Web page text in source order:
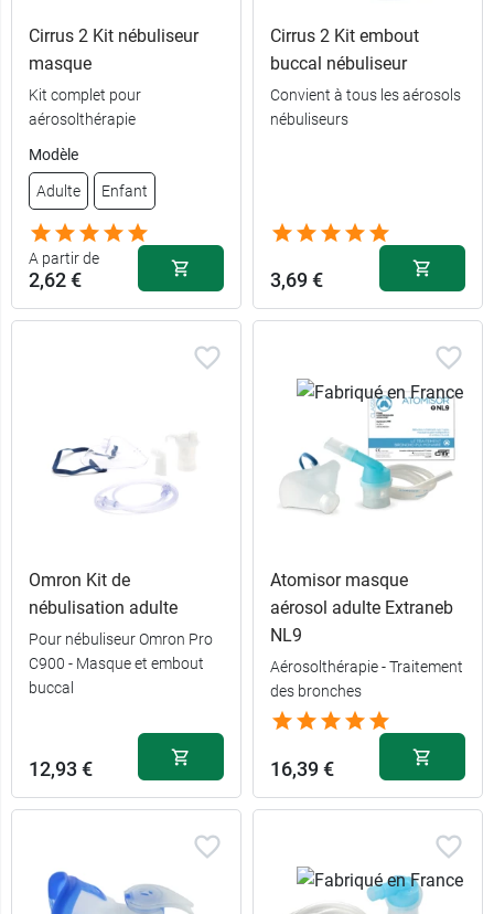
Cirrus 2 Kit nébuliseur
masque
Kit complet pour
aérosolthérapie
Modèle
Adulte Enfant
A partir de
2,62 €
Enfant
Cirrus 2 Kit embout
buccal nébuliseur
Convient à tous les aérosols
nébuliseurs
3,69 €
Omron Kit de
nébulisation adulte
Pour nébuliseur Omron Pro
C900 - Masque et embout
buccal
12,93 €
Atomisor masque
aérosol adulte Extraneb
NL9
Aérosolthérapie - Traitement
des bronches
16,39 €